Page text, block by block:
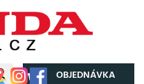
Můj účet OBJEDNÁVKA